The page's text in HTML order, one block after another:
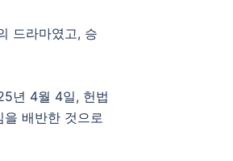
드라마였고, 승
년 4월 4일, 헌법
배반한 것으로